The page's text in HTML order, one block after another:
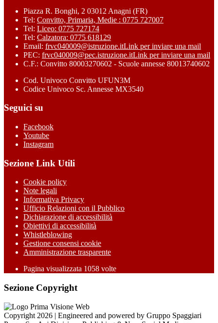
Piazza R. Bonghi, 2 03012 Anagni (FR)
Tel: Convitto, Primaria, Medie : 0775 727007
Tel: Liceo: 0775 727174
Tel: Calzatora: 0775 618129
Email: frvc040009@istruzione.itLink per inviare una mail
PEC: frvc040009@pec.istruzione.itLink per inviare una mail
C.F.: Convitto 80003270602 - Scuole annesse 80013740602
Cod. Univoco Convitto UFUN3M
Codice Univoco Sc. Annesse MX3540
Seguici su
Facebook
Youtube
Instagram
Sezione Link Utili
Cookie policy
Note legali
Informativa Privacy
Ufficio Relazioni con il Pubblico
Dichiarazione di accessibilità
Obiettivi di accessibilità
Whistleblowing
Gestione consensi cookie
Amministrazione trasparente
Pagina visualizzata 1058 volte
Sezione Copyright
Copyright 2026 | Engineered and powered by Gruppo Spaggiari